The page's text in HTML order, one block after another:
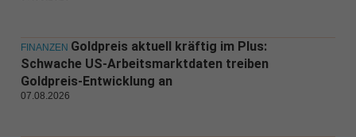
FINANZEN Goldpreis aktuell kräftig im Plus:
Schwache US-Arbeitsmarktdaten treiben
Goldpreis-Entwicklung an
07.08.2026